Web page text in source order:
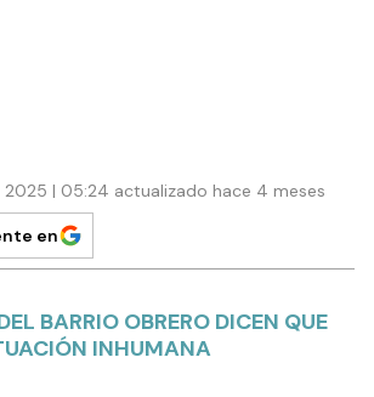
| 05:24 actualizado hace 4 meses
en
BARRIO OBRERO DICEN QUE
INHUMANA